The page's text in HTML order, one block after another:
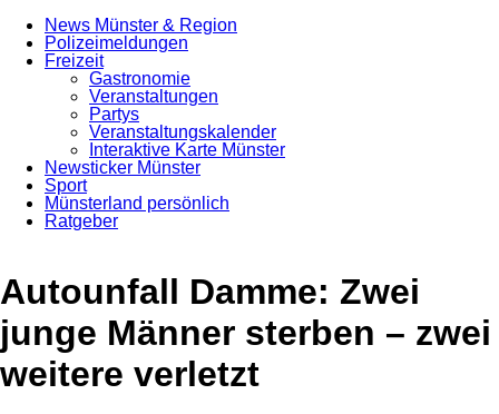
News Münster & Region
Polizeimeldungen
Freizeit
Gastronomie
Veranstaltungen
Partys
Veranstaltungskalender
Interaktive Karte Münster
Newsticker Münster
Sport
Münsterland persönlich
Ratgeber
Anzeige
Autounfall Damme: Zwei
junge Männer sterben – zwei
weitere verletzt